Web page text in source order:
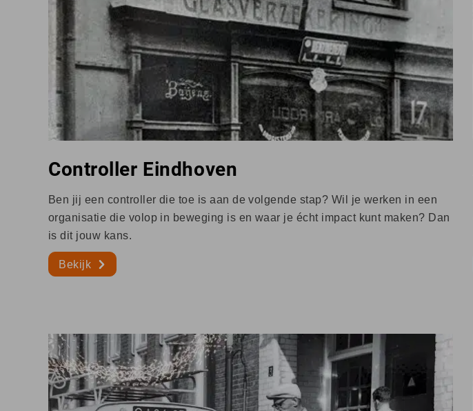
Controller Eindhoven
Ben jij een controller die toe is aan de volgende stap? Wil je werken in een
organisatie die volop in beweging is en waar je écht impact kunt maken? Dan
is dit jouw kans.
Bekijk